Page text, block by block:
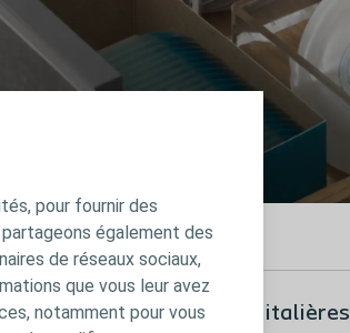
pour fournir des
également des
de réseaux sociaux,
que vous leur avez
notamment pour vous
Solutions hospitalières